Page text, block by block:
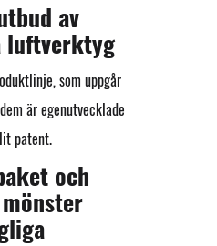
av
luftverktyg
som uppgår
är egenutvecklade
patent.
och